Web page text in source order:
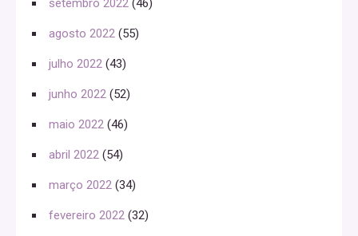
setembro 2022 (46)
agosto 2022 (55)
julho 2022 (43)
junho 2022 (52)
maio 2022 (46)
abril 2022 (54)
março 2022 (34)
fevereiro 2022 (32)